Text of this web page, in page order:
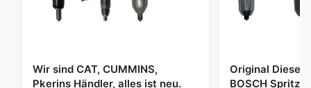
Wir sind CAT, CUMMINS,
Pkerins Händler, alles ist neu.
Original Diesel
BOSCH